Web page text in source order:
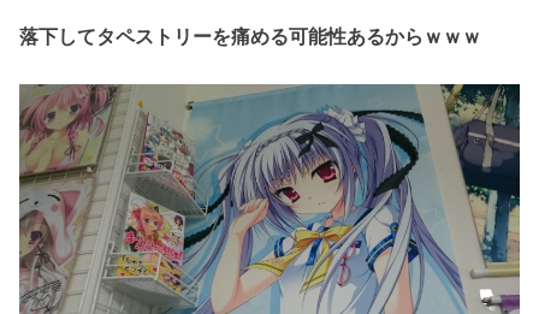
落下してタペストリーを痛める可能性あるからｗｗｗ